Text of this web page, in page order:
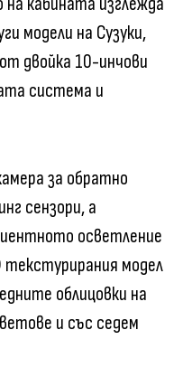
модели на Сузуки,
двойка 10-инчови
система и
за обратно
сензори, а
осветление
модел
облицовки на
и със седем